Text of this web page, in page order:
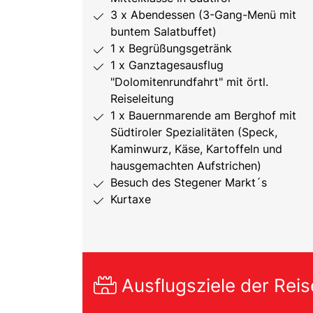
3 x Abendessen (3-Gang-Menü mit
buntem Salatbuffet)
1 x Begrüßungsgetränk
1 x Ganztagesausflug
"Dolomitenrundfahrt" mit örtl.
Reiseleitung
1 x Bauernmarende am Berghof mit
Südtiroler Spezialitäten (Speck,
Kaminwurz, Käse, Kartoffeln und
hausgemachten Aufstrichen)
Besuch des Stegener Markt´s
Kurtaxe
Ausflugsziele der